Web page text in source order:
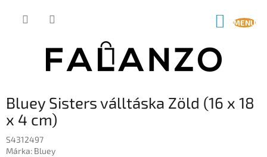
KOSÁR
Bluey Sisters válltáska Zöld (16 x 18
x 4 cm)
S4312497
Márka: Bluey